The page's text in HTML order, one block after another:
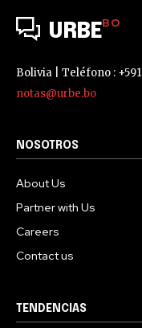
URBEBO
Bolivia | Teléfono :
notas@urbe.bo
NOSOTROS
About Us
Partner with Us
Careers
Contact us
TENDENCIAS